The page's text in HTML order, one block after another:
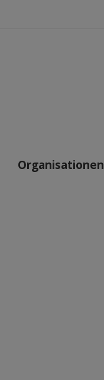
Organisationen